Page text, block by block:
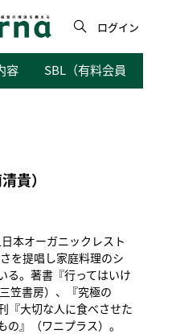
ログイン
容 SBL（有料会員向けサ
貴）
本オーガニックレスト
を提唱し家庭料理のシ
る。著書『行ってはいけ
笠書房）、『究極の
『大切な人に食べさせた
の』（ワニプラス）。